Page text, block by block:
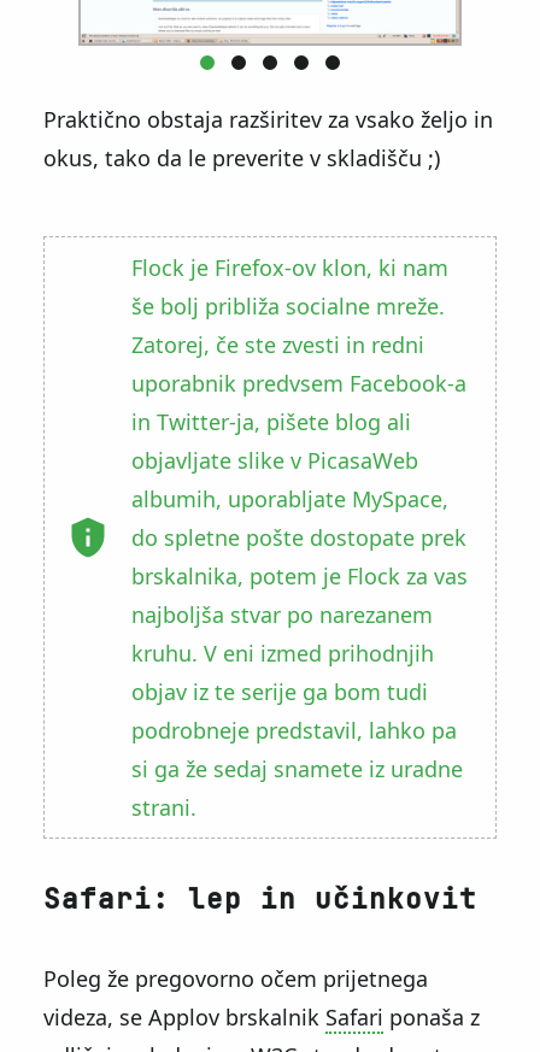
Praktično obstaja razširitev za vsako željo in
okus, tako da le preverite v skladišču ;)
Flock je Firefox-ov klon, ki nam
še bolj približa socialne mreže.
Zatorej, če ste zvesti in redni
uporabnik predvsem Facebook-a
in Twitter-ja, pišete blog ali
objavljate slike v PicasaWeb
albumih, uporabljate MySpace,
do spletne pošte dostopate prek
brskalnika, potem je Flock za vas
najboljša stvar po narezanem
kruhu. V eni izmed prihodnjih
objav iz te serije ga bom tudi
podrobneje predstavil, lahko pa
si ga že sedaj snamete iz uradne
strani.
Safari: lep in učinkovit
Poleg že pregovorno očem prijetnega
videza, se Applov brskalnik Safari ponaša z